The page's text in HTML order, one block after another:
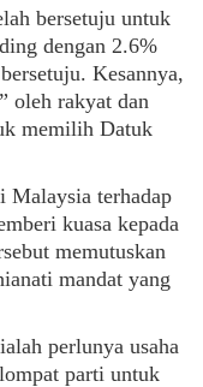
bersetuju untuk
dengan 2.6%
Kesannya,
oleh rakyat dan
memilih Datuk
Malaysia terhadap
kuasa kepada
memutuskan
mandat yang
perlunya usaha
parti untuk